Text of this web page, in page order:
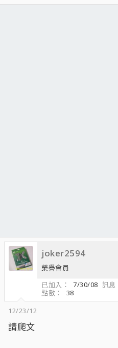
joker2594
榮譽會員
已加入
7/30/08 訊息
點數
38
12/23/12
請爬文